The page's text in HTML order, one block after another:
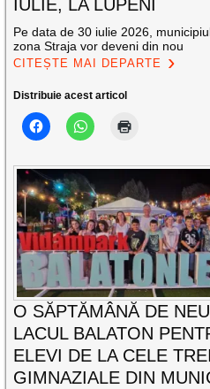
IULIE, LA LUPENI
Pe data de 30 iulie 2026,
zona Straja vor deveni din nou
CITEȘTE MAI DEPARTE
Distribuie acest articol
O SĂPTĂMÂNĂ DE
LACUL BALATON
ELEVI DE LA CELE
GIMNAZIALE DIN